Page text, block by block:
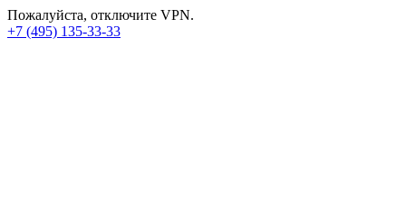
Пожалуйста, отключите VPN.
+7 (495) 135-33-33